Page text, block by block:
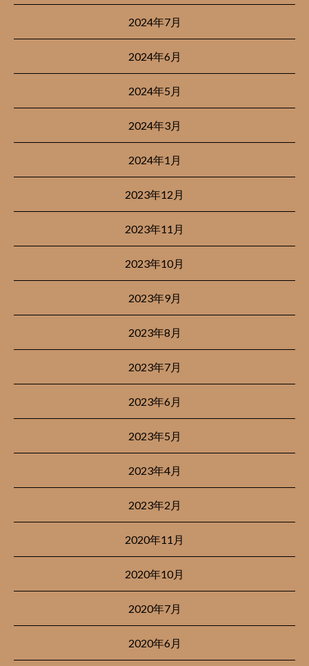
2024年7月
2024年6月
2024年5月
2024年3月
2024年1月
2023年12月
2023年11月
2023年10月
2023年9月
2023年8月
2023年7月
2023年6月
2023年5月
2023年4月
2023年2月
2020年11月
2020年10月
2020年7月
2020年6月